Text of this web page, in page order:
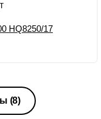
HQ8250/17
(8)